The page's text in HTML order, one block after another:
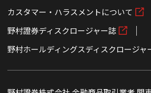
カスタマー・ハラスメントについて
野村證券ディスクロージャー誌
野村ホールディングスディスクロージャ